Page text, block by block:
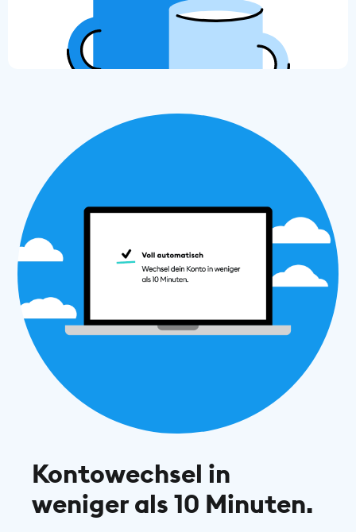
Kontowechsel in
weniger als 10 Minuten.